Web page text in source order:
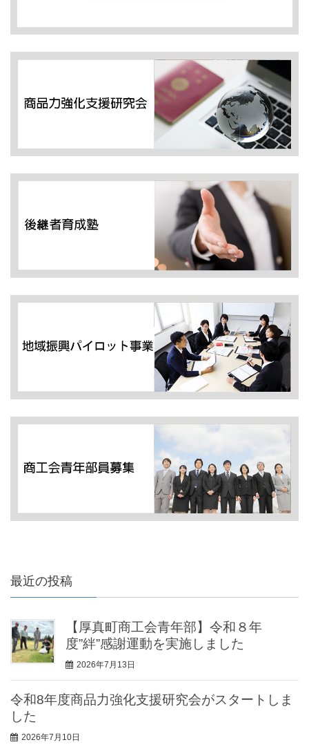
最近の投稿
【厚真町商工会青年部】令和８年
度”絆”感謝運動を実施しました
2026年7月13日
令和8年度商品力強化支援研究会がスタートしま
した
2026年7月10日